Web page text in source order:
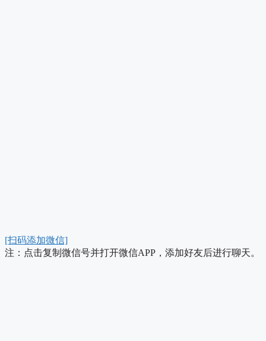
[扫码添加微信]
注：点击复制微信号并打开微信APP，添加好友后进行聊天。